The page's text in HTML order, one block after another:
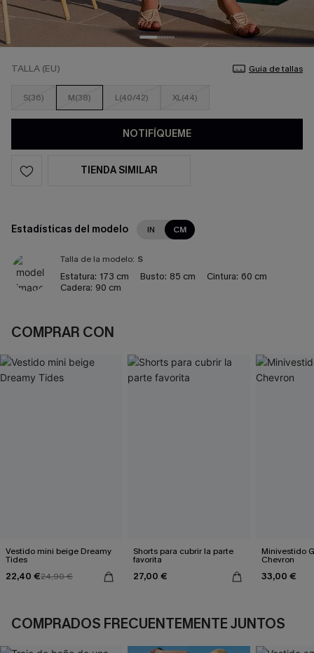
TALLA (EU) Guía de tallas
S(36) M(38) L(40/42) XL(44)
NOTIFÍQUEME
TIENDA SIMILAR
Estadísticas del modelo IN CM
Talla de la modelo: S
Estatura: 173 cm Busto: 85 cm Cintura: 60 cm
Cadera: 90 cm
COMPRAR CON
Vestido mini beige Dreamy
Tides
22,40 €24,90 €
Shorts para cubrir la parte
favorita
27,00 €
Minivestido
Chevron
33,00 €
COMPRADOS FRECUENTEMENTE JUNTOS